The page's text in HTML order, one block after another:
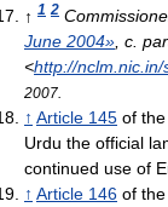
↑ 1 2
June 2004», с.
<http://
2007.
↑ Article 145 of
Urdu the official
continued use of
↑ Article 146 of